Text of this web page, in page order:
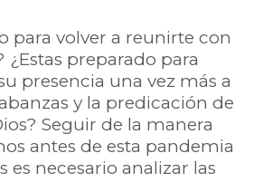
para volver a reunirte con
preparado para
presencia una vez más a
y la predicación de
Seguir de la manera
antes de esta pandemia
es necesario analizar las